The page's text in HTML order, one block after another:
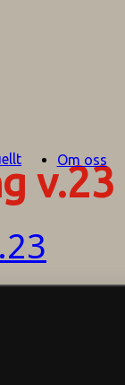
Om oss
v.23